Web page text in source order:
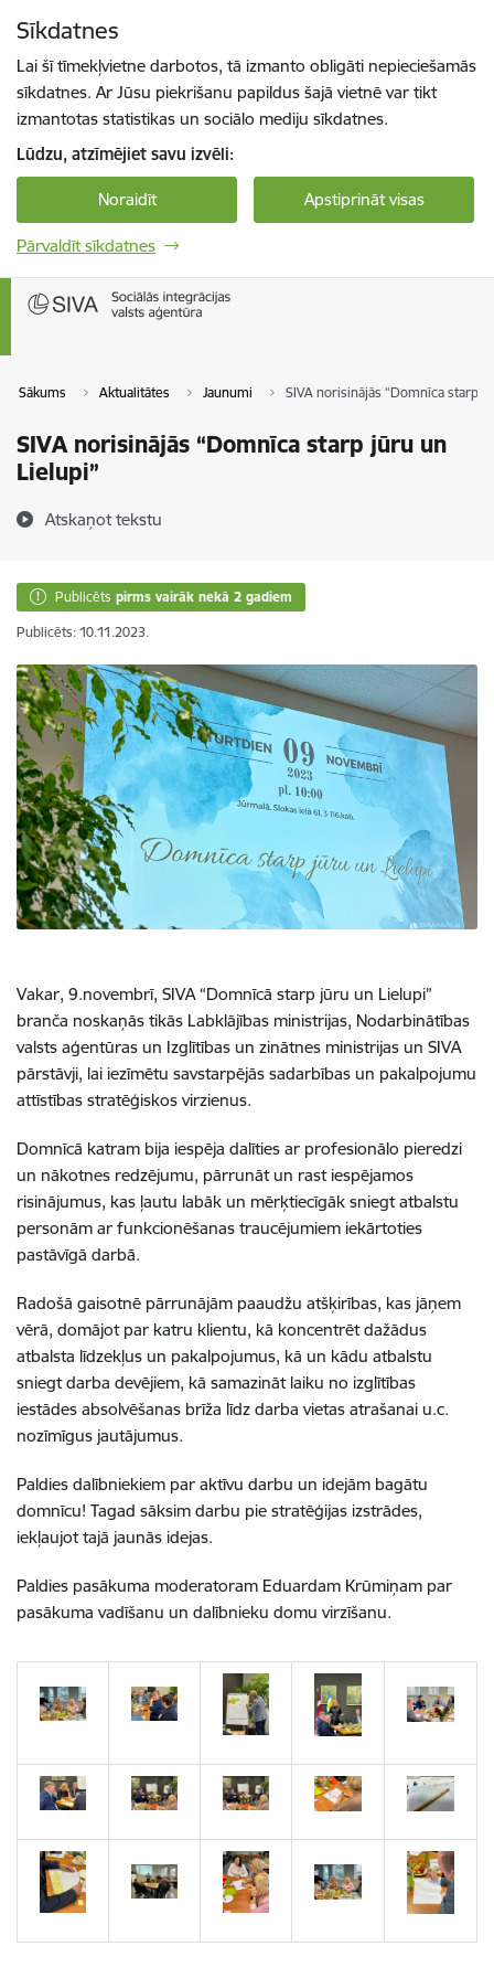
Sīkdatnes
Lai šī tīmekļvietne darbotos, tā izmanto obligāti nepieciešamās
sīkdatnes. Ar Jūsu piekrišanu papildus šajā vietnē var tikt
izmantotas statistikas un sociālo mediju sīkdatnes.
Lūdzu, atzīmējiet savu izvēli:
Noraidīt Apstiprināt visas
Pārvaldīt sīkdatnes
Sākums Aktualitātes Jaunumi SIVA norisinājās “Domnīca starp
SIVA norisinājās “Domnīca starp jūru un
Lielupi”
Atskaņot tekstu
Publicēts pirms vairāk nekā 2 gadiem
Publicēts: 10.11.2023.
Vakar, 9.novembrī, SIVA “Domnīcā starp jūru un Lielupi”
branča noskaņās tikās Labklājības ministrijas, Nodarbinātības
valsts aģentūras un Izglītības un zinātnes ministrijas un SIVA
pārstāvji, lai iezīmētu savstarpējās sadarbības un pakalpojumu
attīstības stratēģiskos virzienus.
Domnīcā katram bija iespēja dalīties ar profesionālo pieredzi
un nākotnes redzējumu, pārrunāt un rast iespējamos
risinājumus, kas ļautu labāk un mērķtiecīgāk sniegt atbalstu
personām ar funkcionēšanas traucējumiem iekārtoties
pastāvīgā darbā.
Radošā gaisotnē pārrunājām paaudžu atšķirības, kas jāņem
vērā, domājot par katru klientu, kā koncentrēt dažādus
atbalsta līdzekļus un pakalpojumus, kā un kādu atbalstu
sniegt darba devējiem, kā samazināt laiku no izglītības
iestādes absolvēšanas brīža līdz darba vietas atrašanai u.c.
nozīmīgus jautājumus.
Paldies dalībniekiem par aktīvu darbu un idejām bagātu
domnīcu! Tagad sāksim darbu pie stratēģijas izstrādes,
iekļaujot tajā jaunās idejas.
Paldies pasākuma moderatoram Eduardam Krūmiņam par
pasākuma vadīšanu un dalībnieku domu virzīšanu.